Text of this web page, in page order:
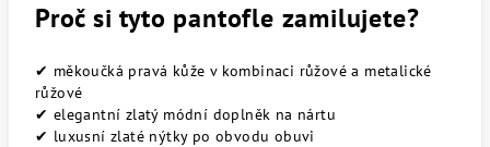
Proč si tyto pantofle zamilujete?
✔ měkoučká pravá kůže v kombinaci růžové a metalické
růžové
✔ elegantní zlatý módní doplněk na nártu
✔ luxusní zlaté nýtky po obvodu obuvi